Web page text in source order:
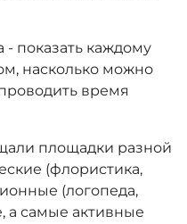
- показать каждому
насколько можно
время
площадки разной
(флористика,
(логопеда,
а самые активные